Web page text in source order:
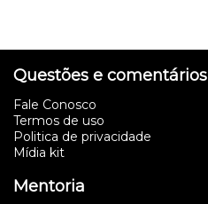
Questões e comentários
Fale Conosco
Termos de uso
Politica de privacidade
Mídia kit
Mentoria